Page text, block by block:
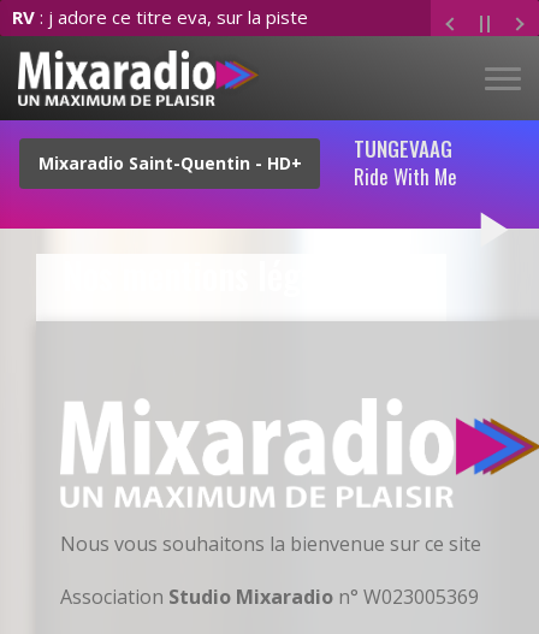
RV : j adore ce titre eva, sur la piste
TUNGEVAAG
Ride With Me
play_arrow
Nous vous souhaitons la bienvenue sur ce site
Association Studio Mixaradio n° W023005369